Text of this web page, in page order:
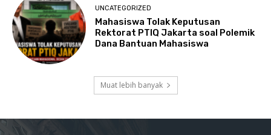
UNCATEGORIZED
Mahasiswa Tolak Keputusan
Rektorat PTIQ Jakarta soal Polemik
Dana Bantuan Mahasiswa
Muat lebih banyak